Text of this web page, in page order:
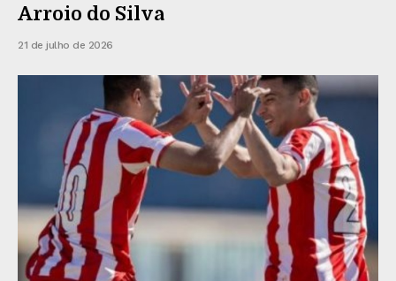
Arroio do Silva
21 de julho de 2026